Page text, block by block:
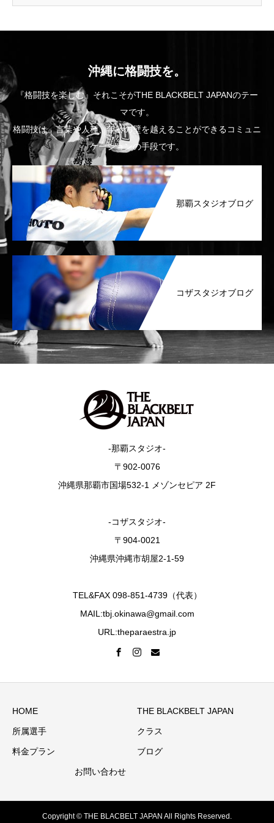
沖縄に格闘技を。
『格闘技を楽しむ』それこそがTHE BLACKBELT JAPANのテー
マです。
格闘技は、言葉や人種、年齢の壁を越えることができるコミュニ
ケーションの手段です。
那覇スタジオブログ
コザスタジオブログ
-那覇スタジオ-
〒902-0076
沖縄県那覇市国場532-1 メゾンセピア 2F
-コザスタジオ-
〒904-0021
沖縄県沖縄市胡屋2-1-59
TEL&FAX 098-851-4739（代表）
MAIL:tbj.okinawa@gmail.com
URL:theparaestra.jp
HOME THE BLACKBELT JAPAN
所属選手 クラス
料金プラン ブログ
お問い合わせ
Copyright © THE BLACBELT JAPAN All Rights Reserved.